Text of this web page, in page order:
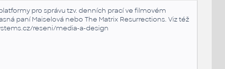
pro správu tzv. denních prací ve filmovém
paní Maiselová nebo The Matrix Resurrections. Viz též
reseni/media-a-design